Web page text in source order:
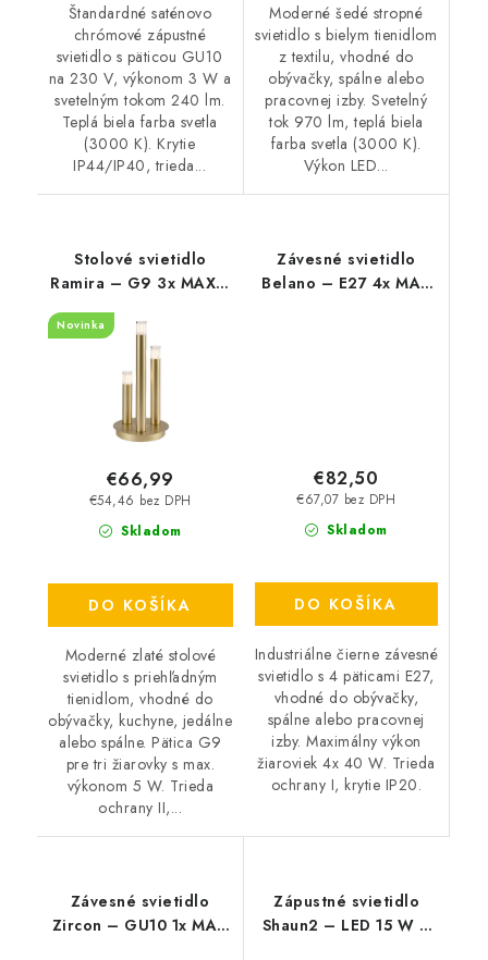
Štandardné saténovo
chrómové zápustné
svietidlo s päticou GU10
na 230 V, výkonom 3 W a
svetelným tokom 240 lm.
Teplá biela farba svetla
(3000 K). Krytie
IP44/IP40, trieda...
Moderné šedé stropné
svietidlo s bielym tienidlom
z textilu, vhodné do
obývačky, spálne alebo
pracovnej izby. Svetelný
tok 970 lm, teplá biela
farba svetla (3000 K).
Výkon LED...
Stolové svietidlo
Ramira – G9 3x MAX 5
Novinka
Skladom
€54,46 bez DPH
€66,99
DO KOŠÍKA
Moderné zlaté stolové
svietidlo s priehľadným
tienidlom, vhodné do
obývačky, kuchyne, jedálne
alebo spálne. Pätica G9
pre tri žiarovky s max.
výkonom 5 W. Trieda
ochrany II,...
Závesné svietidlo
Belano – E27 4x MAX
Skladom
€67,07 bez DPH
€82,50
DO KOŠÍKA
Industriálne čierne závesné
svietidlo s 4 päticami E27,
vhodné do obývačky,
spálne alebo pracovnej
izby. Maximálny výkon
žiaroviek 4x 40 W. Trieda
ochrany I, krytie IP20.
Závesné svietidlo
Zircon – GU10 1x MAX
Zápustné svietidlo
Shaun2 – LED 15 W –